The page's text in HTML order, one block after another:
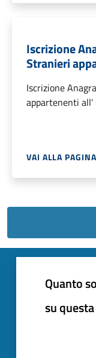
Iscrizione
Stranieri
Iscrizione
appartenenti all'
VAI ALLA PAGINA
Quanto
su